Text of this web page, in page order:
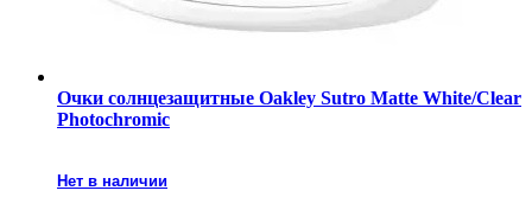
Очки солнцезащитные Oakley Sutro Matte White/Clear
Photochromic
Нет в наличии